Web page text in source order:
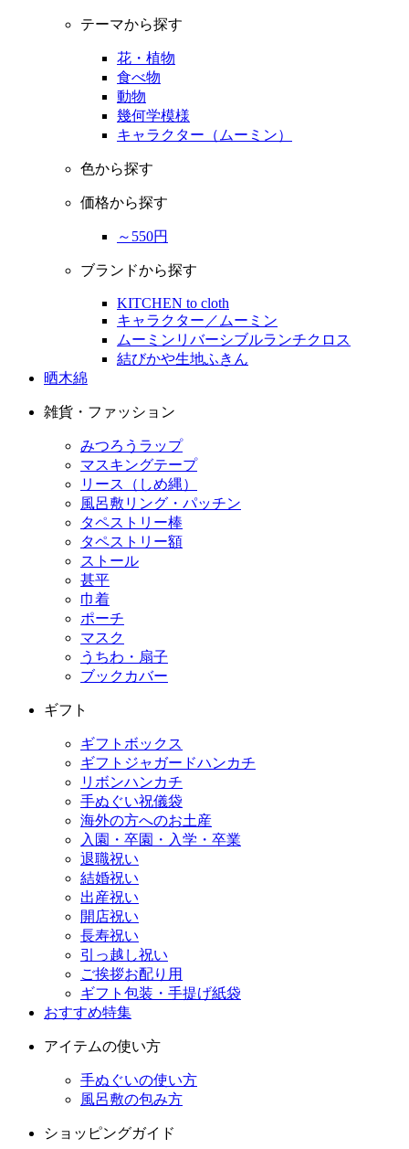
テーマから探す
花・植物
食べ物
動物
幾何学模様
キャラクター（ムーミン）
色から探す
価格から探す
～550円
ブランドから探す
KITCHEN to cloth
キャラクター／ムーミン
ムーミンリバーシブルランチクロス
結びかや生地ふきん
晒木綿
雑貨・ファッション
みつろうラップ
マスキングテープ
リース（しめ縄）
風呂敷リング・パッチン
タペストリー棒
タペストリー額
ストール
甚平
巾着
ポーチ
マスク
うちわ・扇子
ブックカバー
ギフト
ギフトボックス
ギフトジャガードハンカチ
リボンハンカチ
手ぬぐい祝儀袋
海外の方へのお土産
入園・卒園・入学・卒業
退職祝い
結婚祝い
出産祝い
開店祝い
長寿祝い
引っ越し祝い
ご挨拶お配り用
ギフト包装・手提げ紙袋
おすすめ特集
アイテムの使い方
手ぬぐいの使い方
風呂敷の包み方
ショッピングガイド